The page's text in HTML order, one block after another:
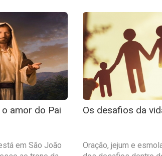
amor do Pai
em São João
Os desafios da
Oração, jejum e